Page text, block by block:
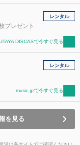
プレゼント
レンタル
DISCASで今すぐ見る
レンタル
music.jpで今すぐ見る
を見る